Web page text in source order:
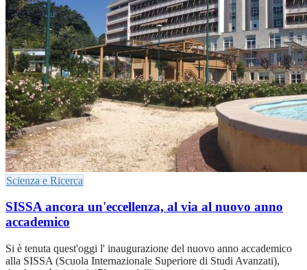
Scienza e Ricerca
SISSA ancora un'eccellenza, al via al nuovo anno
accademico
Si è tenuta quest'oggi l' inaugurazione del nuovo anno accademico
alla SISSA (Scuola Internazionale Superiore di Studi Avanzati),